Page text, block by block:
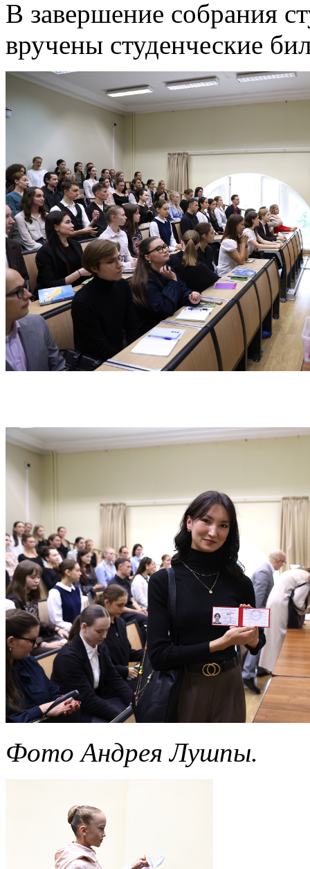
В завершение собрания
вручены студенческие
Фото Андрея Лушпы.